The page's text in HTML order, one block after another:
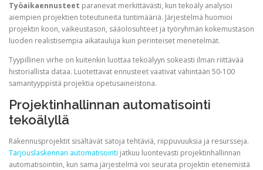
Työaikaennusteet paranevat merkittävästi, kun tekoäly analysoi
aiempien projektien toteutuneita tuntimääriä. Järjestelmä huomioi
projektin koon, vaikeustason, sääolosuhteet ja työryhmän kokemustason
luoden realistisempia aikatauluja kuin perinteiset menetelmät.
Tyypillinen virhe on kuitenkin luottaa tekoälyyn sokeasti ilman riittävää
historiallista dataa. Luotettavat ennusteet vaativat vähintään 50-100
samantyyppistä projektia opetusaineistona.
Projektinhallinnan automatisointi
tekoälyllä
Rakennusprojektit sisältävät satoja tehtäviä, riippuvuuksia ja resursseja.
Tarjouslaskennan automatisointi jatkuu luontevasti projektinhallinnan
automatisointiin, kun sama järjestelmä voi seurata projektin etenemistä